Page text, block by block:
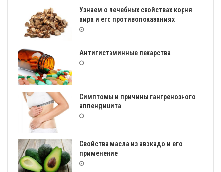
Узнаем о лечебных свойствах корня
аира и его противопоказаниях
Антигистаминные лекарства
Симптомы и причины гангренозного
аппендицита
Свойства масла из авокадо и его
применение